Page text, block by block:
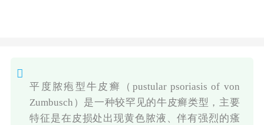
平度脓疱型牛皮癣（pustular psoriasis of von
Zumbusch）是一种较罕见的牛皮癣类型，主要
特征是在皮损处出现黄色脓液、伴有强烈的瘙